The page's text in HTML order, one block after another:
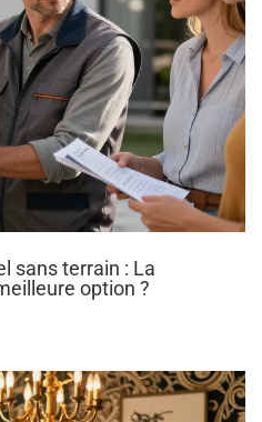
sans terrain : La
option ?